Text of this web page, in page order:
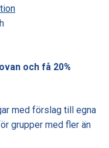
och få 20%
med förslag till egna
grupper med fler än